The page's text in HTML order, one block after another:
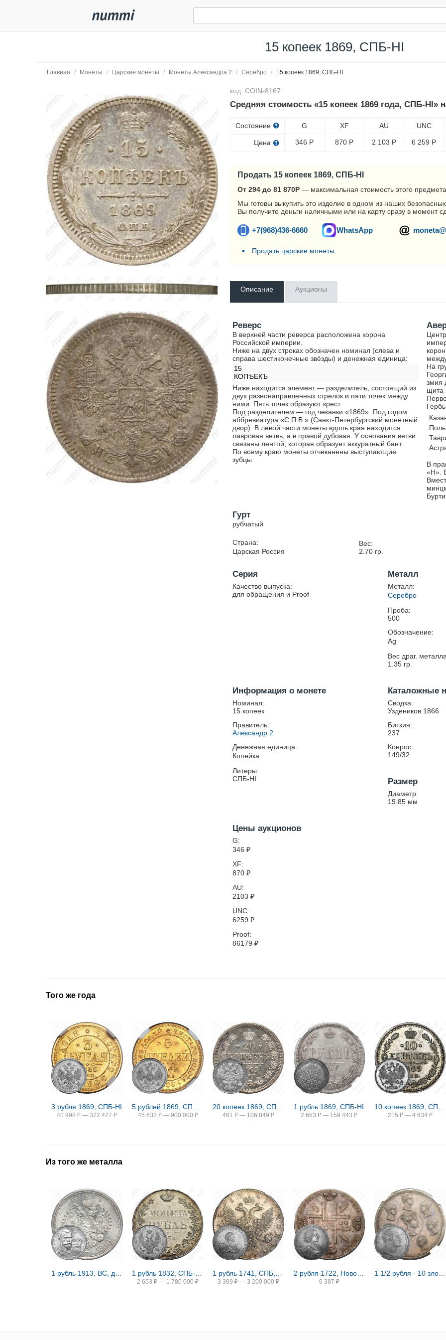
15 копеек 1869, СПБ-HI
Главная / Монеты / Царские монеты / Монеты Александра 2 / Серебро / 15 копеек 1869, СПБ-HI
код: COIN-8167
Средняя стоимость «15 копеек 1869 года, СПБ-HI»
Состояние
Цена
G
346 Р
XF
870 Р
AU
2 103 Р
UNC
6 259 Р
Продать 15 копеек 1869, СПБ-HI
От 294 до 81 870Р — максимальная стоимость этого
Мы готовы выкупить это изделие в одном из наших
Вы получите деньги наличными или на карту сразу в момент
+7(968)436-6660 WhatsApp
Продать царские монеты
Описание Аукционы
Реверс
В верхней части реверса расположена корона
Российской империи.
Ниже на двух строках обозначен номинал (слева и
справа шестиконечные звёзды) и денежная единица:
15
КОПѢЕКЪ
Ниже находится элемент — разделитель, состоящий из
двух разнонаправленных стрелок и пяти точек между
ними. Пять точек образуют крест.
Под разделителем — год чеканки «1869». Под годом
аббревиатура «С.П.Б.» (Санкт-Петербургский монетный
двор). В левой части монеты вдоль края находится
лавровая ветвь, а в правой дубовая. У основания ветви
связаны лентой, которая образует аккуратный бант.
По всему краю монеты отчеканены выступающие
зубцы.
На
змия
щита
В
«Н».
Гурт
рубчатый
Страна:
Царская Россия
Вес:
2.70гр.
Серия
Качество выпуска:
для обращения и Proof
Металл
Металл:
Серебро
Проба:
500
Обозначение:
Ag
Вес драг.
1.35 гр.
Информация о монете
Номинал:
15 копеек
Правитель:
Александр 2
Денежная единица:
Копейка
Литеры:
СПБ-HI
Каталожные
Сводка:
Уздеников 1866
Биткин:
237
Конрос:
149/32
Размер
Диаметр:
19.85 мм
Цены аукционов
G:
346 ₽
XF:
870 ₽
AU:
2103 ₽
UNC:
6259 ₽
Proof:
86179 ₽
Того же года
3 рубля 1869, СПБ-НІ
40 998 ₽ — 322 427 ₽ 45 632 ₽ — 900 000 ₽ 461 ₽ — 106 849 ₽
1 рубль 1869, СПБ-НІ
2 653 ₽ — 159 443 ₽ 215 ₽ — 4 634 ₽
Из того же металла
2 653 ₽ — 1 780 000 ₽ 3 309 ₽ — 3 200 000 ₽
2 рубля 1722, Новодел
6 387 ₽
1 1/2 рубля - 10 злотых 1836, семейный, П. У., Новодел